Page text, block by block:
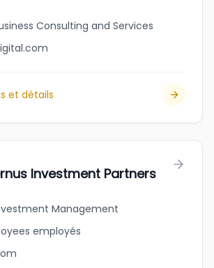
Consulting and Services
et détails
Investment Partners
Management
employés